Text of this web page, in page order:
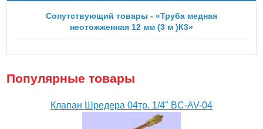
Сопутствующий товары - «Труба медная
неотожженная 12 мм (3 м )К3»
Популярные товары
Клапан Шредера 04тр. 1/4" BC-AV-04